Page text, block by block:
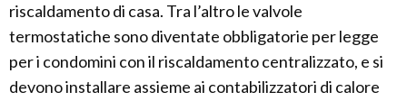
riscaldamento di casa. Tra l’altro le valvole
termostatiche sono diventate obbligatorie per legge
per i condomini con il riscaldamento centralizzato, e si
devono installare assieme ai contabilizzatori di calore